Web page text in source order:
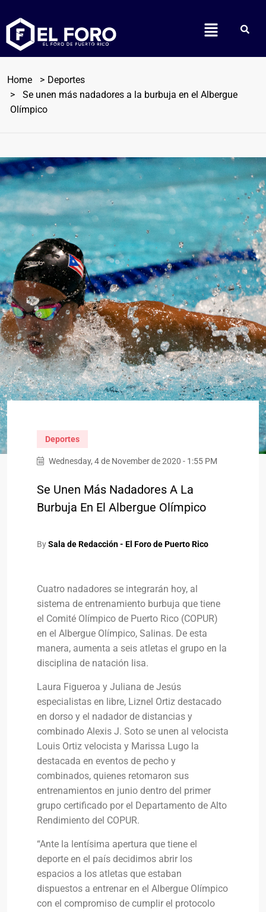
Home
Deportes
Se unen más nadadores a la burbuja en el Albergue
Olímpico
Deportes
Wednesday, 4 de November de 2020 - 1:55 PM
Se Unen Más Nadadores A La
Burbuja En El Albergue Olímpico
BySala de Redacción - El Foro de Puerto Rico
Cuatro nadadores se integrarán hoy, al
sistema de entrenamiento burbuja que tiene
el Comité Olímpico de Puerto Rico (COPUR)
en el Albergue Olímpico, Salinas. De esta
manera, aumenta a seis atletas el grupo en la
disciplina de natación lisa.
Laura Figueroa y Juliana de Jesús
especialistas en libre, Liznel Ortiz destacado
en dorso y el nadador de distancias y
combinado Alexis J. Soto se unen al velocista
Louis Ortiz velocista y Marissa Lugo la
destacada en eventos de pecho y
combinados, quienes retomaron sus
entrenamientos en junio dentro del primer
grupo certificado por el Departamento de Alto
Rendimiento del COPUR.
“Ante la lentísima apertura que tiene el
deporte en el país decidimos abrir los
espacios a los atletas que estaban
dispuestos a entrenar en el Albergue Olímpico
con el compromiso de cumplir el protocolo